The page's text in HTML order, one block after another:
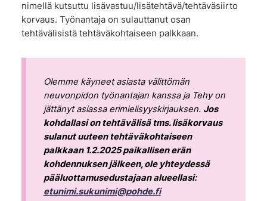
nimellä kutsuttu lisävastuu/lisätehtävä/tehtäväsiirto
korvaus. Työnantaja on sulauttanut osan
tehtävälisistä tehtäväkohtaiseen palkkaan.
Olemme käyneet asiasta välittömän
neuvonpidon työnantajan kanssa ja Tehy on
jättänyt asiassa erimielisyyskirjauksen. Jos
kohdallasi on tehtävälisä tms. lisäkorvaus
sulanut uuteen tehtäväkohtaiseen
palkkaan 1.2.2025 paikallisen erän
kohdennuksen jälkeen, ole yhteydessä
pääluottamusedustajaan alueellasi:
etunimi.sukunimi@pohde.fi